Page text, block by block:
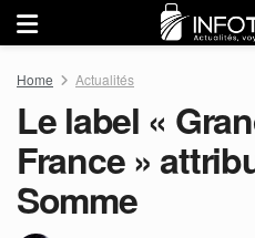
Home Actualités
Le label «
France »
Somme